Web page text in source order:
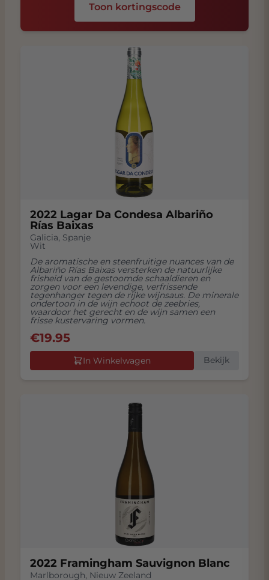
Toon kortingscode
2022 Lagar Da Condesa Albariño
Rías Baixas
Galicia, Spanje
Wit
De aromatische en steenfruitige nuances van de
Albariño Rías Baixas versterken de natuurlijke
frisheid van de gestoomde schaaldieren en
zorgen voor een levendige, verfrissende
tegenhanger tegen de rijke wijnsaus. De minerale
ondertoon in de wijn echoot de zeebries,
waardoor het gerecht en de wijn samen een
frisse kustervaring vormen.
€19.95
In Winkelwagen Bekijk
2022 Framingham Sauvignon Blanc
Marlborough, Nieuw Zeeland